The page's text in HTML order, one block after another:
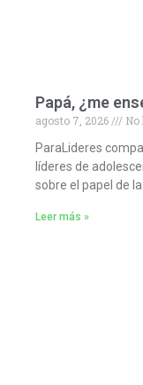
Papá, ¿me
agosto 7, 2026
No
ParaLideres
líderes de
sobre el papel de
Leer más »